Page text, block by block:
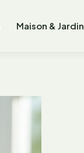
Maison & Jardin